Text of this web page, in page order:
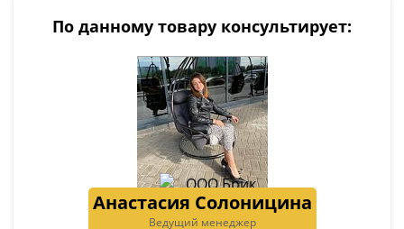
По данному товару консультирует:
Анастасия Солоницина
Ведущий менеджер